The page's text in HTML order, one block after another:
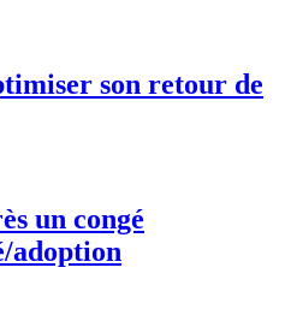
son retour de
un congé
adoption